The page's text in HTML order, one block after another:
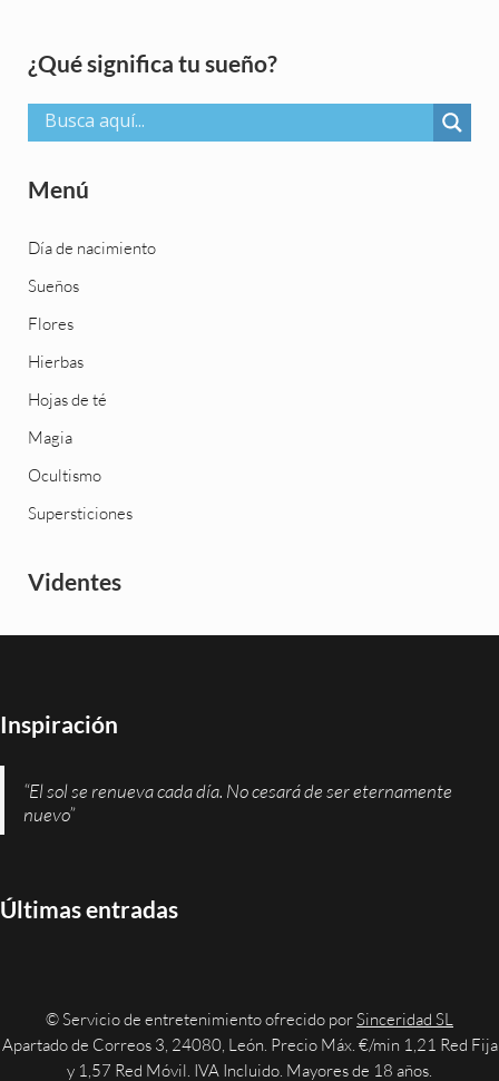
Sidebar
¿Qué significa tu sueño?
Menú
Día de nacimiento
Sueños
Flores
Hierbas
Hojas de té
Magia
Ocultismo
Supersticiones
Videntes
Inspiración
“El sol se renueva cada día. No cesará de ser eternamente
nuevo”
Últimas entradas
© Servicio de entretenimiento ofrecido porSinceridad SL
Apartado de Correos 3, 24080, León. Precio Máx. €/min 1,21 Red Fija
y 1,57 Red Móvil. IVA Incluido. Mayores de 18 años.